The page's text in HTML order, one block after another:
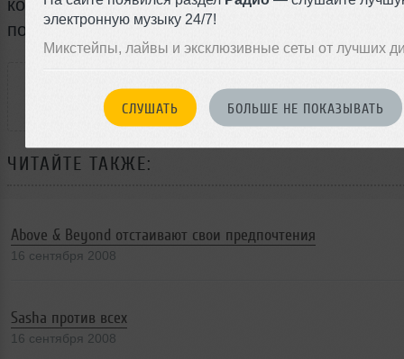
электронную музыку 24/7!
Микстейпы, лайвы и эксклюзивные сеты от лучших
СЛУШАТЬ БОЛЬШЕ НЕ ПОКАЗЫВАТЬ
конъюнктурного мнения и от желаний
послания».
ЧИТАЙТЕ ТАКЖЕ:
Above & Beyond отстаивают свои предпочтения
16 сентября 2008
Sasha против всех
16 сентября 2008